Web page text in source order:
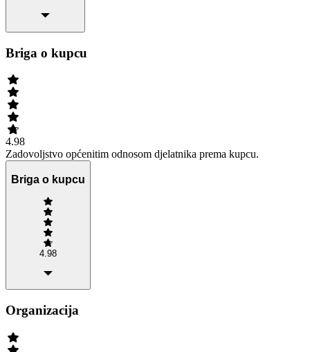
Briga o kupcu
4.98
Zadovoljstvo općenitim odnosom djelatnika prema kupcu.
Briga o kupcu
4.98
Organizacija